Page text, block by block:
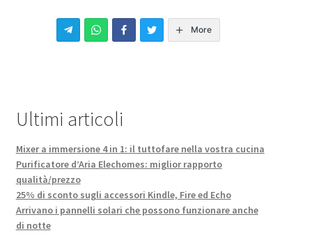
More
Ultimi articoli
Mixer a immersione 4 in 1: il tuttofare nella vostra cucina
Purificatore d’Aria Elechomes: miglior rapporto
qualità/prezzo
25% di sconto sugli accessori Kindle, Fire ed Echo
Arrivano i pannelli solari che possono funzionare anche
di notte